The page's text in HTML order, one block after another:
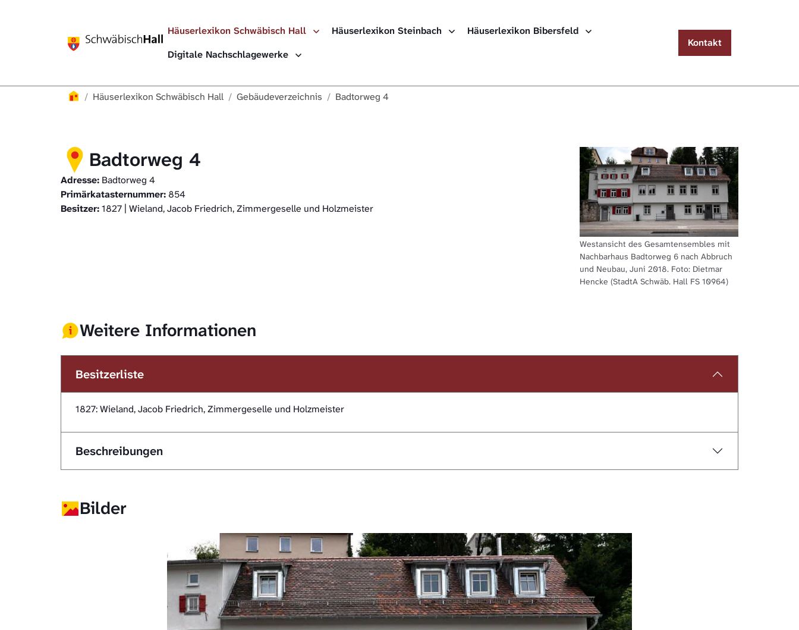
Häuserlexikon Schwäbisch Hall
Häuserlexikon Steinbach
Häuserlexikon Bibersfeld
Digitale Nachschlagewerke
Kontakt
Häuserlexikon
Häuserlexikon Schwäbisch Hall Gebäudeverzeichnis Badtorweg 4
Badtorweg 4
Adresse: Badtorweg 4
Primärkatasternummer: 854
Besitzer:1827 | Wieland, Jacob Friedrich, Zimmergeselle und Holzmeister
Westansicht des Gesamtensembles mit
Nachbarhaus Badtorweg 6 nach Abbruch
und Neubau, Juni 2018. Foto: Dietmar
Hencke (StadtA Schwäb. Hall FS 10964)
Weitere Informationen
Besitzerliste
1827: Wieland, Jacob Friedrich, Zimmergeselle und Holzmeister
Beschreibungen
Bilder